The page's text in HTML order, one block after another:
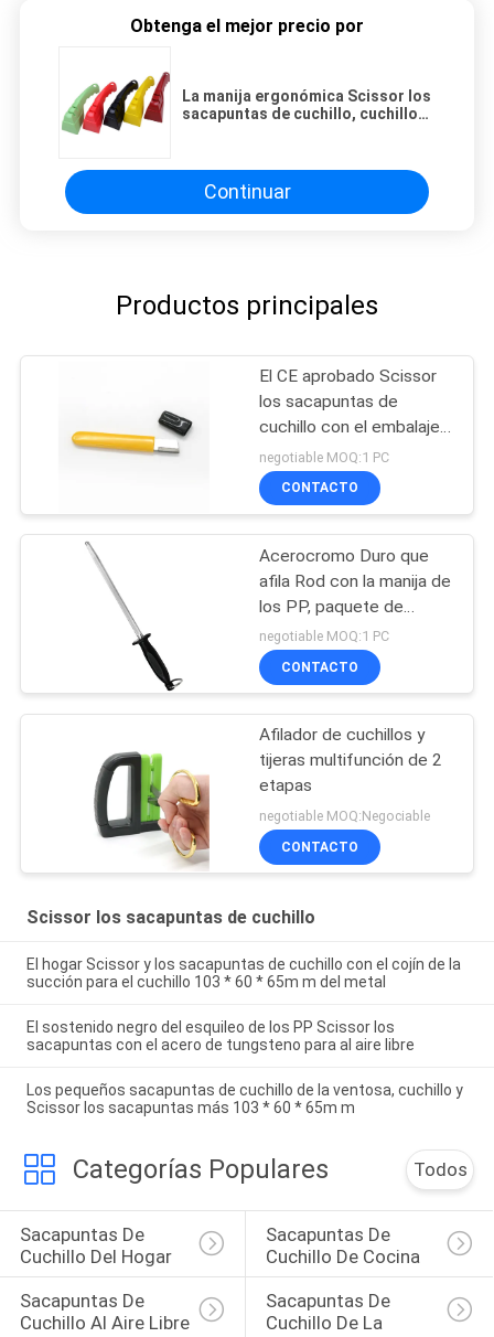
Obtenga el mejor precio por
La manija ergonómica Scissor los
sacapuntas de cuchillo, cuchillo
Continuar
Productos principales
El CE aprobado Scissor
los sacapuntas de
cuchillo con el embalaje
de la tarjeta de la ampolla
del PVC para las mujeres
negotiable MOQ:1 PC
CONTACTO
Acerocromo Duro que
afila Rod con la manija de
los PP, paquete de
ampolla doble
negotiable MOQ:1 PC
CONTACTO
Afilador de cuchillos y
tijeras multifunción de 2
etapas
negotiable MOQ:Negociable
CONTACTO
Scissor los sacapuntas de cuchillo
El hogar Scissor y los sacapuntas de cuchillo con el cojín de la
succión para el cuchillo 103 * 60 * 65m m del metal
El sostenido negro del esquileo de los PP Scissor los
sacapuntas con el acero de tungsteno para al aire libre
Los pequeños sacapuntas de cuchillo de la ventosa, cuchillo y
Scissor los sacapuntas más 103 * 60 * 65m m
Categorías Populares Todos
Sacapuntas De
Cuchillo Del Hogar
Sacapuntas De
Cuchillo De Cocina
Sacapuntas De
Cuchillo Al Aire Libre
Sacapuntas De
Cuchillo De La